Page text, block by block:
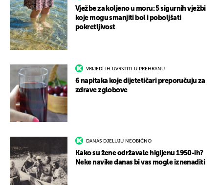
Vježbe za koljeno u moru: 5 sigurnih vježbi
koje mogu smanjiti bol i poboljšati
pokretljivost
VRIJEDI IH UVRSTITI U PREHRANU
6 napitaka koje dijetetičari preporučuju za
zdrave zglobove
DANAS DJELUJU NEOBIČNO
Kako su žene održavale higijenu 1950-ih?
Neke navike danas bi vas mogle iznenaditi